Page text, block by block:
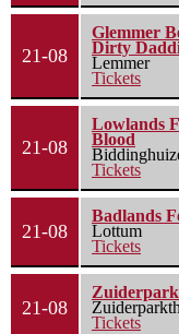
21-08
Glemmer
Dirty
Lemmer
Tickets
21-08
Lowlands
Blood
Tickets
21-08
Badlands
Lottum
Tickets
21-08
Tickets